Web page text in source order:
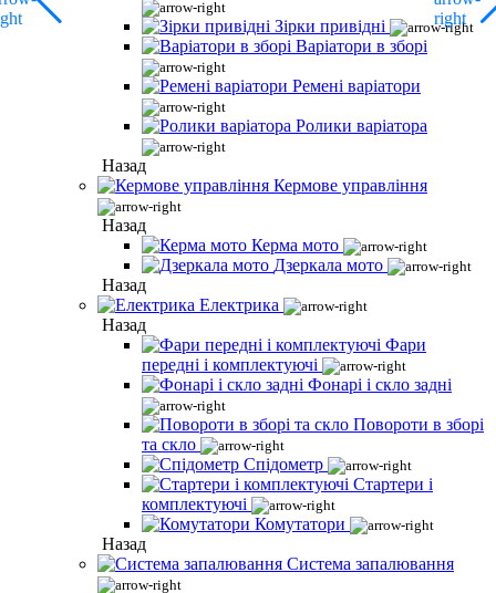
Зірки привідні
Варіатори в зборі
Ремені варіатори
Ролики варіатора
Назад
Кермове управління
Назад
Керма мото
Дзеркала мото
Назад
Електрика
Назад
Фари
передні і комплектуючі
Фонарі і скло задні
Повороти в зборі
та скло
Спідометр
Стартери і
комплектуючі
Комутатори
Назад
Система запалювання